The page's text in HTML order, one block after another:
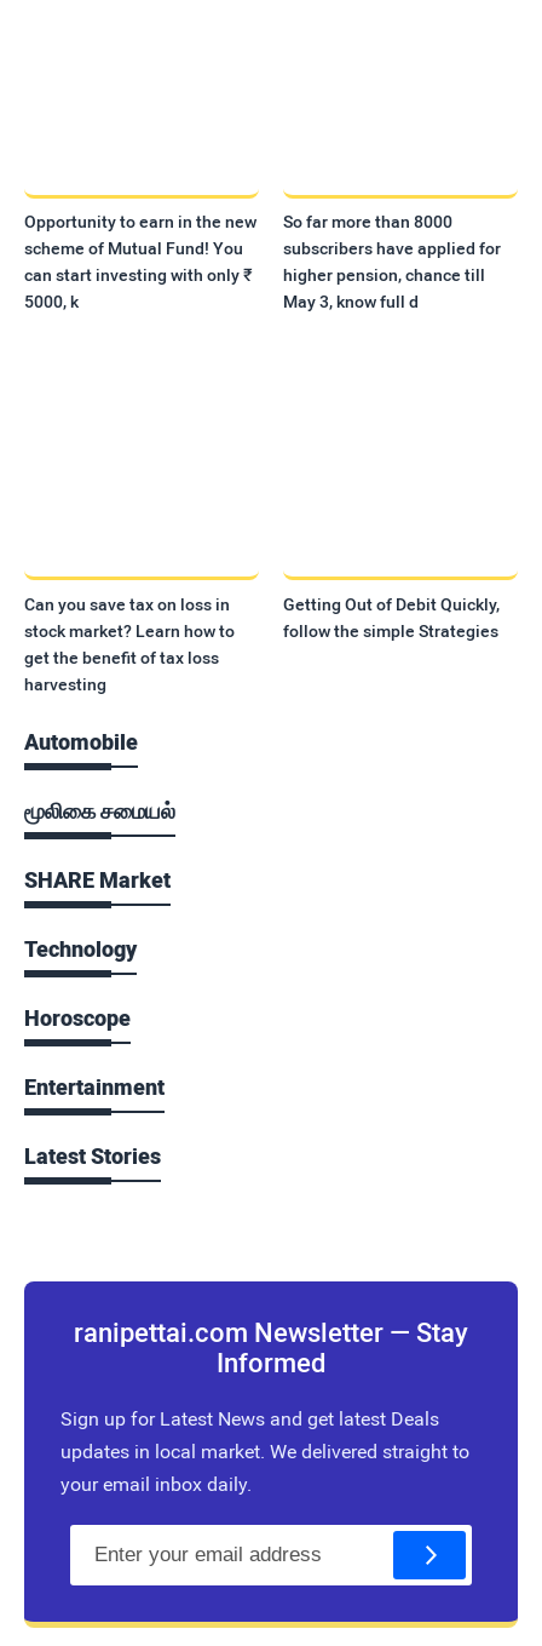
Opportunity to earn in the new
scheme of Mutual Fund! You
can start investing with only ₹
5000, k
So far more than 8000
subscribers have applied for
higher pension, chance till
May 3, know full d
Can you save tax on loss in
stock market? Learn how to
get the benefit of tax loss
harvesting
Getting Out of Debit Quickly,
follow the simple Strategies
Automobile
மூலிகை சமையல்
SHARE Market
Technology
Horoscope
Entertainment
Latest Stories
ranipettai.com Newsletter — Stay
Informed
Sign up for Latest News and get latest Deals
updates in local market. We delivered straight to
your email inbox daily.